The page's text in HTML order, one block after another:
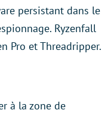
persistant dans le
Ryzenfall
Pro et Threadripper.
à la zone de